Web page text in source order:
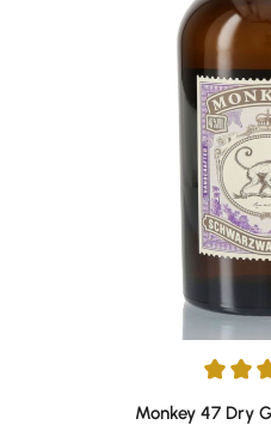
Durchschnittliche Bewertung
Monkey 47 Dry